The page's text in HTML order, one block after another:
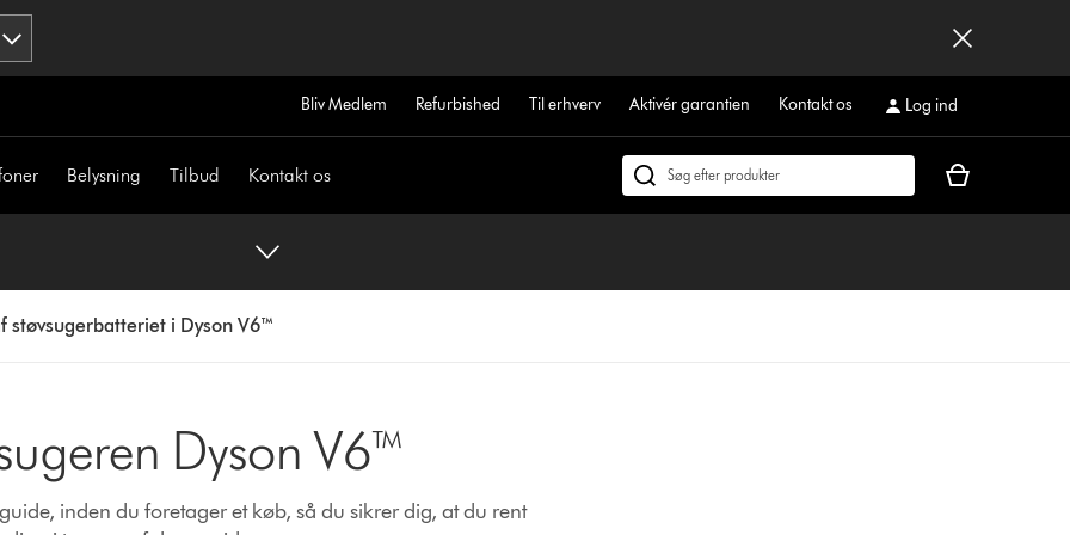
Bliv Medlem Refurbished Til erhverv Aktivér garantien Kontakt os Log ind
Belysning Tilbud Kontakt os
Søg
Indkøbskurven
støvsugerbatteriet i Dyson V6™
Dyson V6™
inden du foretager et køb, så du sikrer dig, at du rent